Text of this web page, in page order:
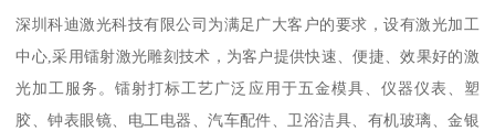
深圳科迪激光科技有限公司为满足广大客户的要求，设有激光加工
中心,采用镭射激光雕刻技术，为客户提供快速、便捷、效果好的激
光加工服务。镭射打标工艺广泛应用于五金模具、仪器仪表、塑
胶、钟表眼镜、电工电器、汽车配件、卫浴洁具、有机玻璃、金银